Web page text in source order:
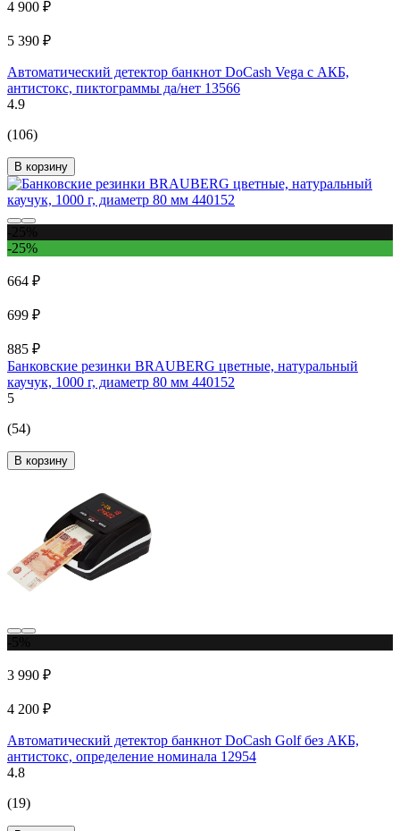
4 900 ₽
5 390 ₽
Автоматический детектор банкнот DoCash Vega с АКБ,
антистокс, пиктограммы да/нет 13566
4.9
(106)
В корзину
-25%
664 ₽
699 ₽
885 ₽
Банковские резинки BRAUBERG цветные, натуральный
каучук, 1000 г, диаметр 80 мм 440152
5
(54)
В корзину
3 990 ₽
4 200 ₽
Автоматический детектор банкнот DoCash Golf без АКБ,
антистокс, определение номинала 12954
4.8
(19)